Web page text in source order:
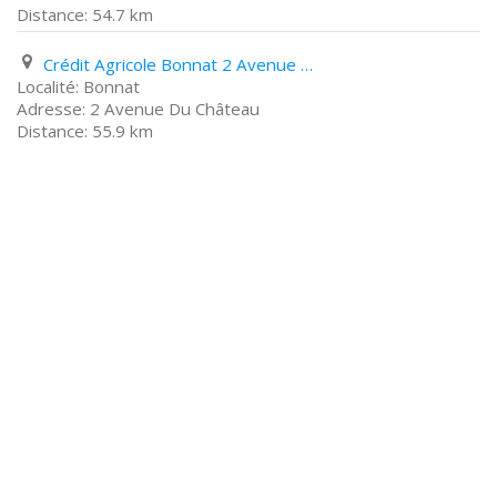
54.7 km
Crédit Agricole Bonnat 2 Avenue Du Château
Bonnat
2 Avenue Du Château
55.9 km